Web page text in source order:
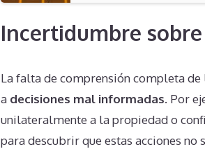
Incertidumbre
La falta de comprensión completa
a decisiones mal informadas. Por
unilateralmente a la propiedad o
para descubrir que estas acciones